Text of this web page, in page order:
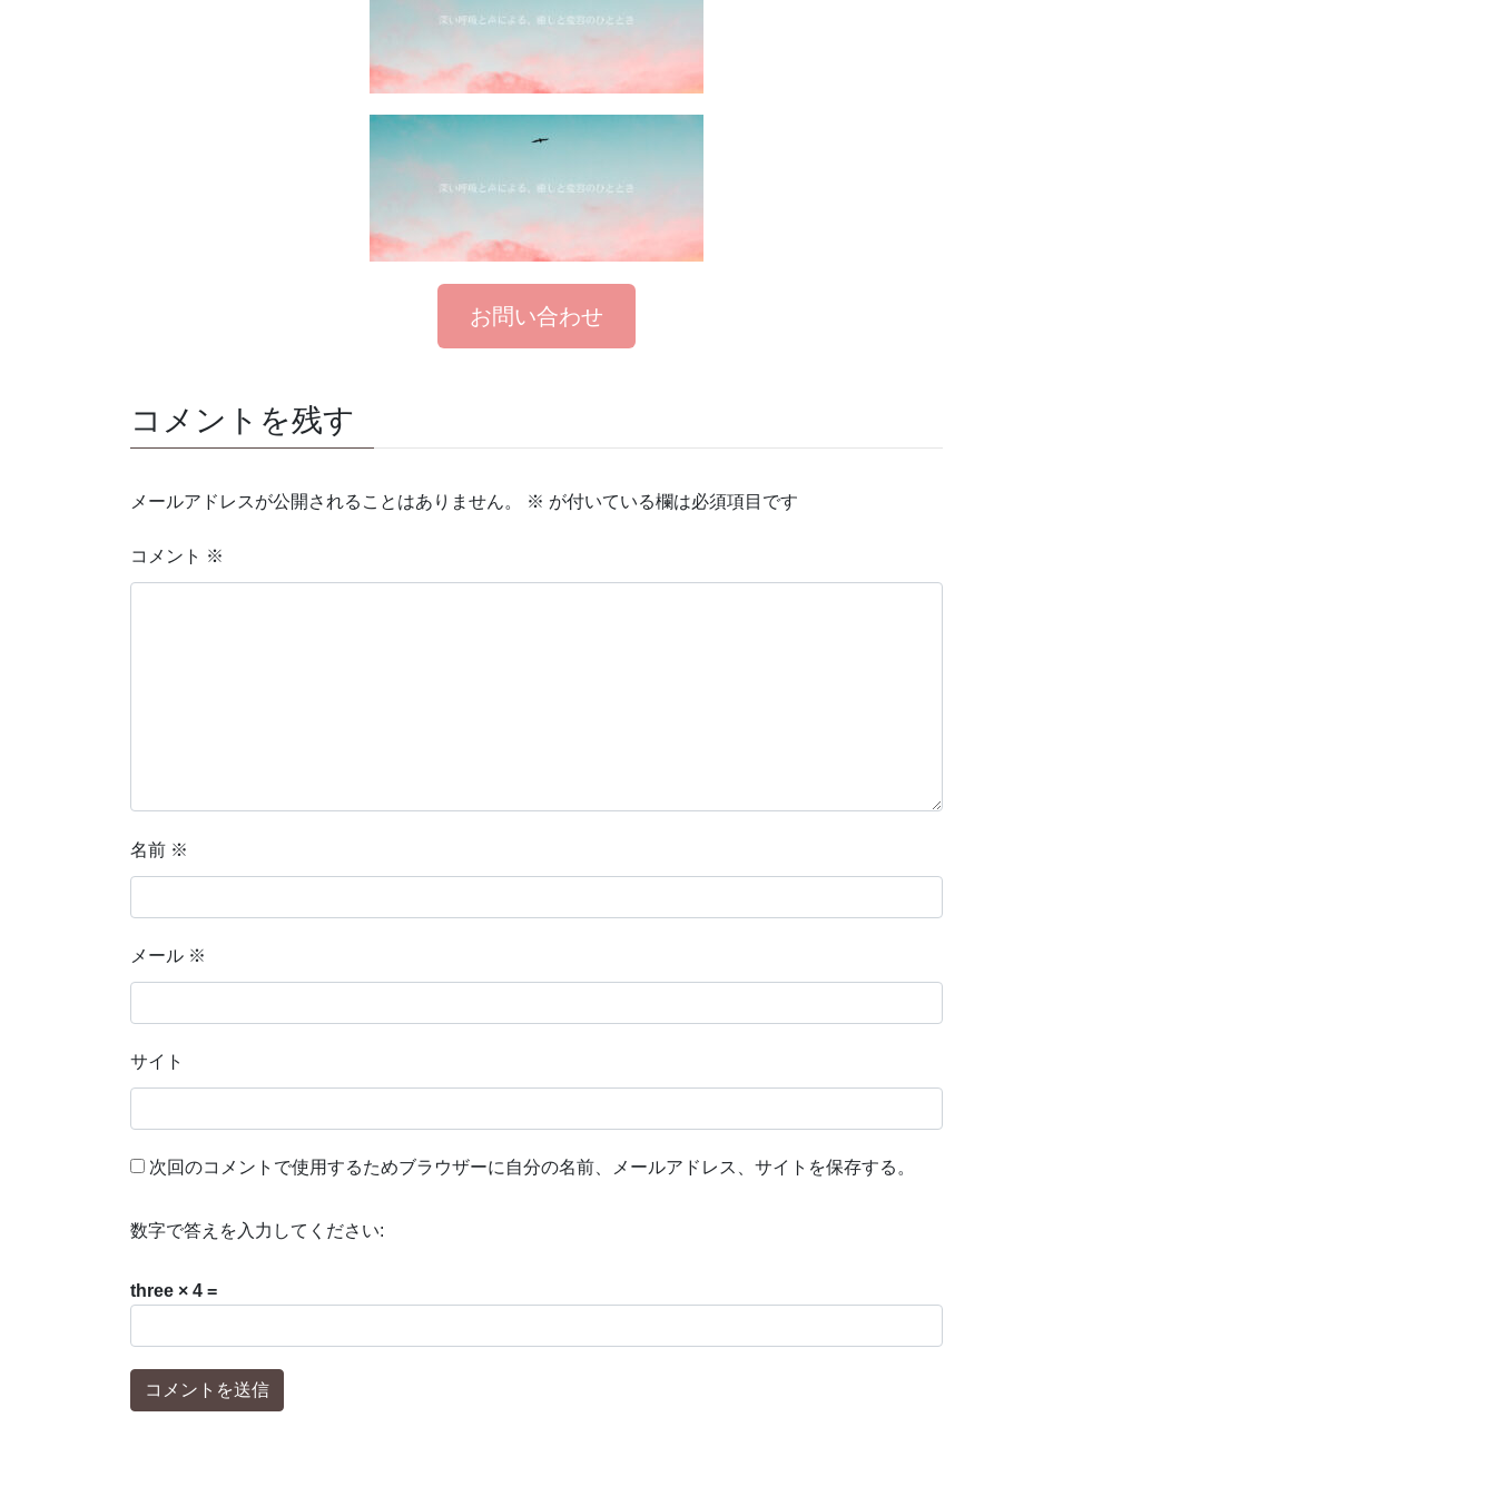
お問い合わせ
コメントを残す
メールアドレスが公開されることはありません。 ※ が付いている欄は必須項目です
コメント ※
名前 ※
メール ※
サイト
次回のコメントで使用するためブラウザーに自分の名前、メールアドレス、サイトを保存する。
数字で答えを入力してください:
three × 4 =